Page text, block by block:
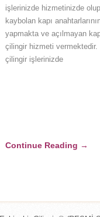
işlerinizde hizmetinizde
kaybolan kapı
yapmakta ve açılmayan
çilingir hizmeti vermektedir.
çilingir işlerinizde
Continue Reading →